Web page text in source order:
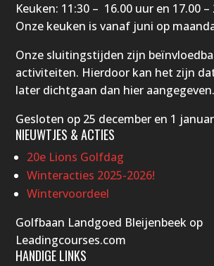
Keuken: 11:30 – 16.00 uur en 17.00 –
Onze keuken is vanaf juni op
Onze sluitingstijden zijn
activiteiten. Hierdoor kan het zijn
later dichtgaan dan hier aangegeven.
Gesloten op 25 december en 1
NIEUWTJES & ACTIES
20e Lions Golfdag
Winteracties 2025-2026!
Wintervoordeel
Golfbaan Landgoed Bleijenbeek op
Leadingcourses.com
HANDIGE LINKS